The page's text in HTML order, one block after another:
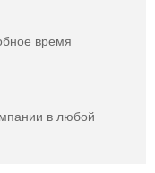
время
в любой